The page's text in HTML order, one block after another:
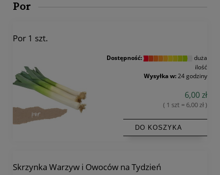
Por
Por 1 szt.
Dostępność:
duża
ilość
Wysyłka w: 24 godziny
6,00 zł
( 1 szt = 6,00 zł )
DO KOSZYKA
Skrzynka Warzyw i Owoców na Tydzień